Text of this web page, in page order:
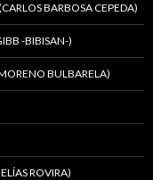
BARBOSA CEPEDA)
-BIBISAN-)
BULBARELA)
ROVIRA)